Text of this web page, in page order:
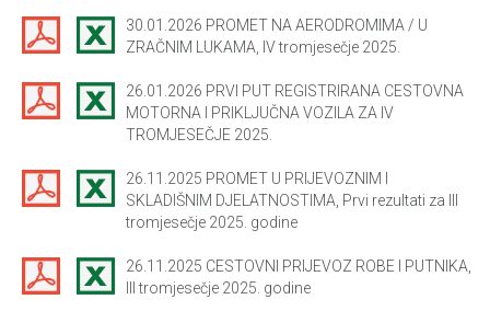
30.01.2026 PROMET NA AERODROMIMA / U
ZRAČNIM LUKAMA, IV tromjesečje 2025.
26.01.2026 PRVI PUT REGISTRIRANA CESTOVNA
MOTORNA I PRIKLJUČNA VOZILA ZA IV
TROMJESEČJE 2025.
26.11.2025 PROMET U PRIJEVOZNIM I
SKLADIŠNIM DJELATNOSTIMA, Prvi rezultati za III
tromjesečje 2025. godine
26.11.2025 CESTOVNI PRIJEVOZ ROBE I PUTNIKA,
III tromjesečje 2025. godine